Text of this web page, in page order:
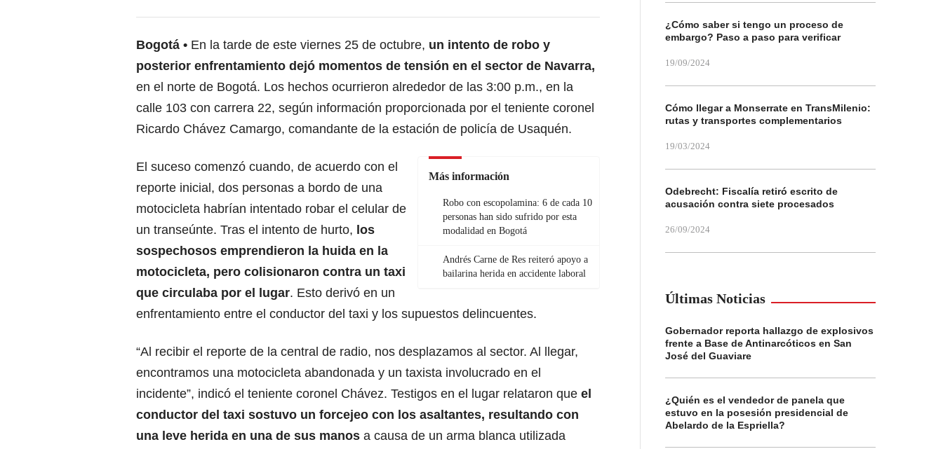
Bogotá En la tarde de este viernes 25 de octubre, un intento de robo y
posterior enfrentamiento dejó momentos de tensión en el sector de Navarra,
en el norte de Bogotá. Los hechos ocurrieron alrededor de las 3:00 p.m., en la
calle 103 con carrera 22, según información proporcionada por el teniente coronel
Ricardo Chávez Camargo, comandante de la estación de policía de Usaquén.
Más información
Robo con escopolamina: 6 de cada 10
personas han sido sufrido por esta
modalidad en Bogotá
Andrés Carne de Res reiteró apoyo a
bailarina herida en accidente laboral
El suceso comenzó cuando, de acuerdo con el
reporte inicial, dos personas a bordo de una
motocicleta habrían intentado robar el celular de
un transeúnte. Tras el intento de hurto, los
sospechosos emprendieron la huida en la
motocicleta, pero colisionaron contra un taxi
que circulaba por el lugar. Esto derivó en un
enfrentamiento entre el conductor del taxi y los supuestos delincuentes.
“Al recibir el reporte de la central de radio, nos desplazamos al sector. Al llegar,
encontramos una motocicleta abandonada y un taxista involucrado en el
incidente”, indicó el teniente coronel Chávez. Testigos en el lugar relataron que el
conductor del taxi sostuvo un forcejeo con los asaltantes, resultando con
una leve herida en una de sus manos a causa de un arma blanca utilizada
¿Cómo saber si tengo un proceso de
embargo? Paso a paso para verificar
19/09/2024
Cómo llegar a Monserrate en TransMilenio:
rutas y transportes complementarios
19/03/2024
Odebrecht: Fiscalía retiró escrito de
acusación contra siete procesados
26/09/2024
Últimas Noticias
Gobernador reporta hallazgo de explosivos
frente a Base de Antinarcóticos en San
José del Guaviare
¿Quién es el vendedor de panela que
estuvo en la posesión presidencial de
Abelardo de la Espriella?